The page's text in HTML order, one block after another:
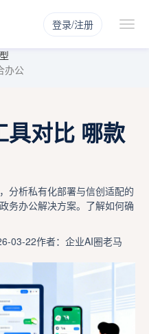
登录/注册
办公
具对比 哪款
分析私有化部署与信创适配的
务办公解决方案。了解如何确
03-22作者：企业AI圈老马